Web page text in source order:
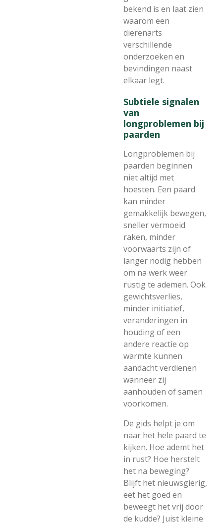
bekend is en laat zien
waarom een
dierenarts
verschillende
onderzoeken en
bevindingen naast
elkaar legt.
Subtiele signalen
van
longproblemen bij
paarden
Longproblemen bij
paarden beginnen
niet altijd met
hoesten. Een paard
kan minder
gemakkelijk bewegen,
sneller vermoeid
raken, minder
voorwaarts zijn of
langer nodig hebben
om na werk weer
rustig te ademen. Ook
gewichtsverlies,
minder initiatief,
veranderingen in
houding of een
andere reactie op
warmte kunnen
aandacht verdienen
wanneer zij
aanhouden of samen
voorkomen.
De gids helpt je om
naar het hele paard te
kijken. Hoe ademt het
in rust? Hoe herstelt
het na beweging?
Blijft het nieuwsgierig,
eet het goed en
beweegt het vrij door
de kudde? Juist kleine